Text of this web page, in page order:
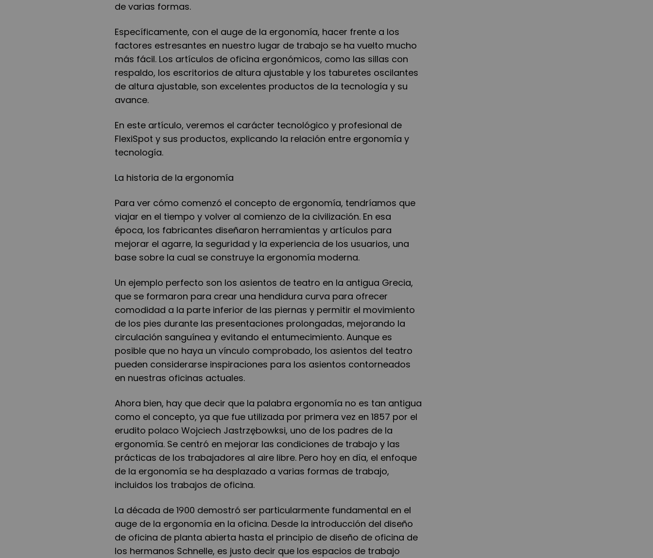
de varias formas.
Específicamente, con el auge de la ergonomía, hacer frente a los
factores estresantes en nuestro lugar de trabajo se ha vuelto mucho
más fácil. Los artículos de oficina ergonómicos, como las sillas con
respaldo, los escritorios de altura ajustable y los taburetes oscilantes
de altura ajustable, son excelentes productos de la tecnología y su
avance.
En este artículo, veremos el carácter tecnológico y profesional de
FlexiSpot y sus productos, explicando la relación entre ergonomía y
tecnología.
La historia de la ergonomía
Para ver cómo comenzó el concepto de ergonomía, tendríamos que
viajar en el tiempo y volver al comienzo de la civilización. En esa
época, los fabricantes diseñaron herramientas y artículos para
mejorar el agarre, la seguridad y la experiencia de los usuarios, una
base sobre la cual se construye la ergonomía moderna.
Un ejemplo perfecto son los asientos de teatro en la antigua Grecia,
que se formaron para crear una hendidura curva para ofrecer
comodidad a la parte inferior de las piernas y permitir el movimiento
de los pies durante las presentaciones prolongadas, mejorando la
circulación sanguínea y evitando el entumecimiento. Aunque es
posible que no haya un vínculo comprobado, los asientos del teatro
pueden considerarse inspiraciones para los asientos contorneados
en nuestras oficinas actuales.
Ahora bien, hay que decir que la palabra ergonomía no es tan antigua
como el concepto, ya que fue utilizada por primera vez en 1857 por el
erudito polaco Wojciech Jastrzębowksi, uno de los padres de la
ergonomía. Se centró en mejorar las condiciones de trabajo y las
prácticas de los trabajadores al aire libre. Pero hoy en día, el enfoque
de la ergonomía se ha desplazado a varias formas de trabajo,
incluidos los trabajos de oficina.
La década de 1900 demostró ser particularmente fundamental en el
auge de la ergonomía en la oficina. Desde la introducción del diseño
de oficina de planta abierta hasta el principio de diseño de oficina de
los hermanos Schnelle, es justo decir que los espacios de trabajo